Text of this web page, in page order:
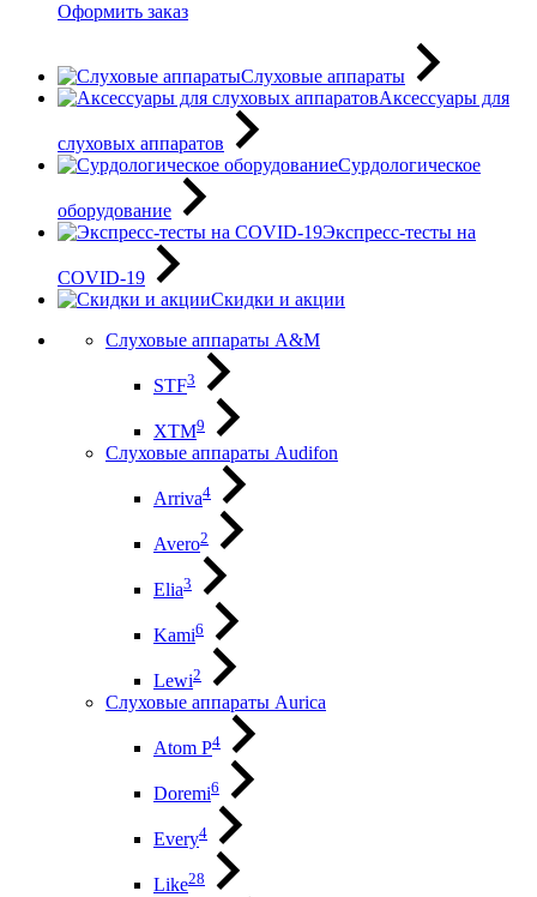
Оформить заказ
Слуховые аппараты
Аксессуары для
слуховых аппаратов
Сурдологическое
оборудование
Экспресс-тесты на
COVID-19
Скидки и акции
Слуховые аппараты A&M
STF3
XTM9
Слуховые аппараты Audifon
Arriva4
Avero2
Elia3
Kami6
Lewi2
Слуховые аппараты Aurica
Atom P4
Doremi6
Every4
Like28